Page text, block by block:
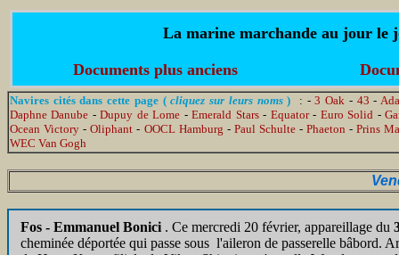
La marine marchande au jour le
Documents plus anciens
Navires cités dans cette page (cliquez sur leurs noms) : -3 Oak - 43 -
Daphne Danube -Dupuy de Lome -Emerald Stars- Equator- Euro Solid -
Ocean Victory -Oliphant - OOCL Hamburg - Paul Schulte-Phaeton-Prins
WEC Van Gogh
Fos - Emmanuel Bonici . Ce mercredi 20 février, appareillage du
cheminée déportée qui passe sous l'aileron de passerelle bâbord.